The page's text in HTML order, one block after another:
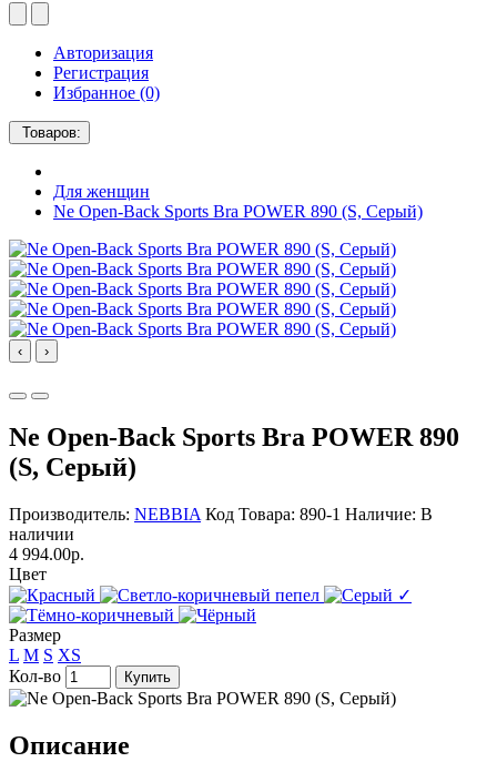
Авторизация
Регистрация
Избранное (0)
Товаров:
Для женщин
Ne Open-Back Sports Bra POWER 890 (S, Серый)
‹ ›
Ne Open-Back Sports Bra POWER 890
(S, Серый)
Производитель: NEBBIA Код Товара: 890-1 Наличие: В
наличии
4 994.00р.
Цвет
✓
Размер
L M S XS
Кол-во
Купить
Описание